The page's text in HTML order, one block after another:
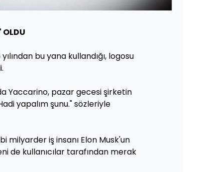
OLDU
bu yana kullandığı, logosu
Yaccarino, pazar gecesi şirketin
yapalım şunu." sözleriyle
milyarder iş insanı Elon Musk'un
de kullanıcılar tarafından merak